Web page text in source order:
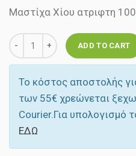
Μαστίχα Χίου ατριφτη
Quantity
ADD TO CART
Το κόστος αποστολής
των 55‎€ χρεώνεται
Courier.Για υπολογισμό
ΕΔΩ